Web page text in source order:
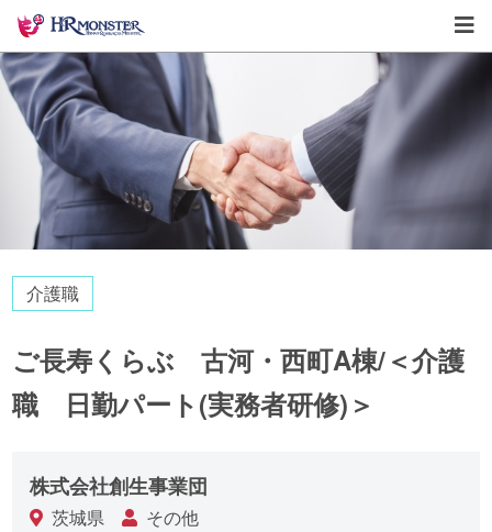
介護職
ご長寿くらぶ 古河・西町A棟/＜介護
職 日勤パート(実務者研修)＞
株式会社創生事業団
茨城県 その他